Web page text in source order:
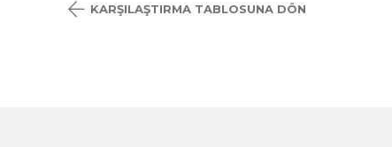
KARŞILAŞTIRMA TABLOSUNA DÖN